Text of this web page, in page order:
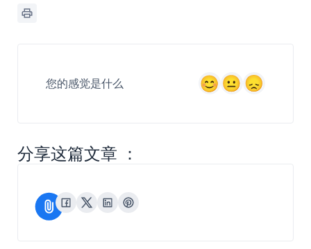
您的感觉是什么
分享这篇文章 ：